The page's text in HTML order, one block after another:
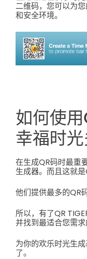
二维码，您可以为
和安全环境。
如何使
幸福时光
在生成QR码时最重
生成器。而且这就是
他们提供最多的QR
所以，有了QR
并找到最适合您需求
为你的欢乐时光生
了。